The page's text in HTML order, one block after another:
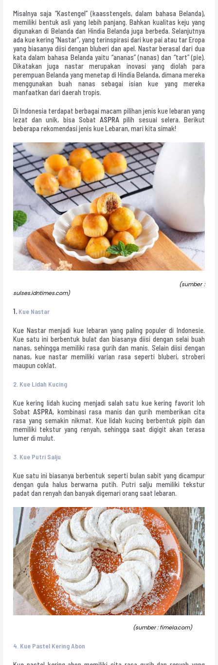
Misalnya saja “Kastengel” (kaasstengels, dalam bahasa Belanda),
memiliki bentuk asli yang lebih panjang. Bahkan kualitas keju yang
digunakan di Belanda dan Hindia Belanda juga berbeda. Selanjutnya
ada kue kering “Nastar”, yang terinspirasi dari kue pai atau tar Eropa
yang biasanya diisi dengan bluberi dan apel. Nastar berasal dari dua
kata dalam bahasa Belanda yaitu “ananas” (nanas) dan “tart” (pie).
Dikatakan juga nastar merupakan inovasi yang diolah para
perempuan Belanda yang menetap di Hindia Belanda, dimana mereka
menggunakan buah nanas sebagai isian kue yang mereka
manfaatkan dari daerah tropis.
Di Indonesia terdapat berbagai macam pilihan jenis kue lebaran yang
lezat dan unik, bisa Sobat ASPRA pilih sesuai selera. Berikut
beberapa rekomendasi jenis kue Lebaran, mari kita simak!
(sumber :
sulses.idntimes.com)
1. Kue Nastar
Kue Nastar menjadi kue lebaran yang paling populer di Indonesie.
Kue satu ini berbentuk bulat dan biasanya diisi dengan selai buah
nanas, sehingga memiliki rasa gurih dan manis. Selain diisi dengan
nanas, kue nastar memiliki varian rasa seperti bluberi, stroberi
maupun coklat.
2. Kue Lidah Kucing
Kue kering lidah kucing menjadi salah satu kue kering favorit loh
Sobat ASPRA, kombinasi rasa manis dan gurih memberikan cita
rasa yang semakin nikmat. Kue lidah kucing berbentuk pipih dan
memiliki tekstur yang renyah, sehingga saat digigit akan terasa
lumer di mulut.
3. Kue Putri Salju
Kue satu ini biasanya berbentuk seperti bulan sabit yang dicampur
dengan gula halus berwarna putih. Putri salju memiliki tekstur
padat dan renyah dan banyak digemari orang saat lebaran.
(sumber : fimela.com)
4. Kue Pastel Kering Abon